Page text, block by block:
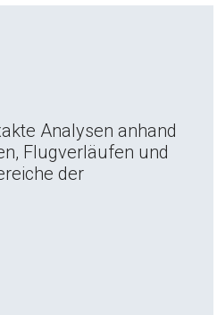
Analysen anhand
Flugverläufen und
der